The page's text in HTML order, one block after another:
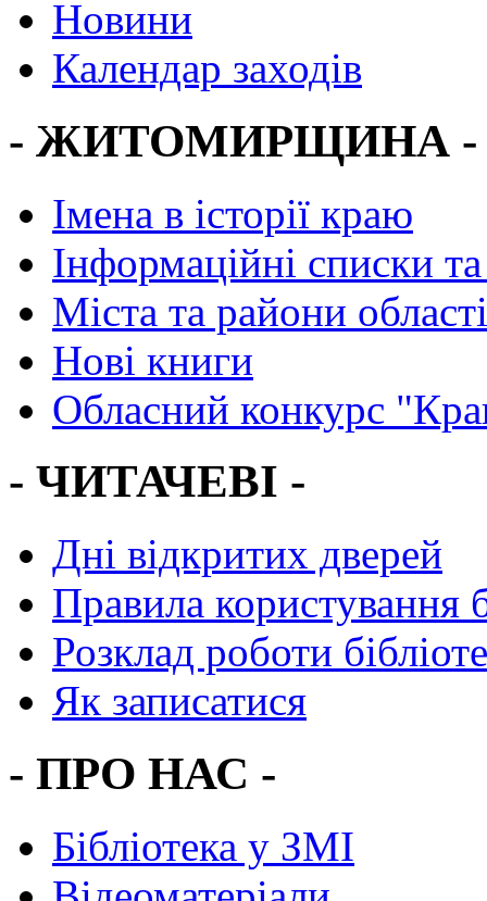
Новини
Календар заходів
- ЖИТОМИРЩИНА -
Імена в історії краю
Інформаційні списки
Міста та райони області
Нові книги
Обласний конкурс
- ЧИТАЧЕВІ -
Дні відкритих дверей
Правила користування
Розклад роботи
Як записатися
- ПРО НАС -
Бібліотека у ЗМІ